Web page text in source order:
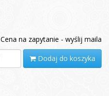
Cena na zapytanie - wyślij maila
Dodaj do koszyka